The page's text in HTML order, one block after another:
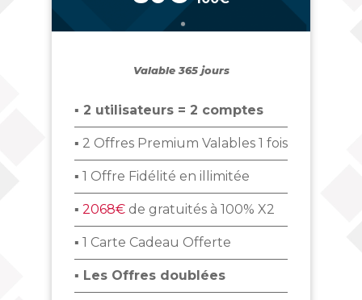
Valable 365 jours
▪ 2 utilisateurs = 2 comptes
▪ 2 Offres Premium Valables 1 fois
▪ 1 Offre Fidélité en illimitée
▪ 2068€ de gratuités à 100% X2
▪ 1 Carte Cadeau Offerte
▪ Les Offres doublées